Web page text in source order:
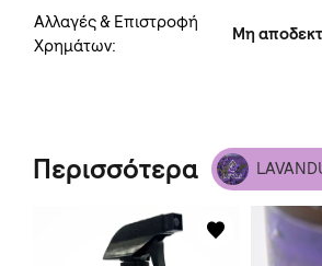
Αλλαγές & Επιστροφή
Χρημάτων:
Μη
Περισσότερα